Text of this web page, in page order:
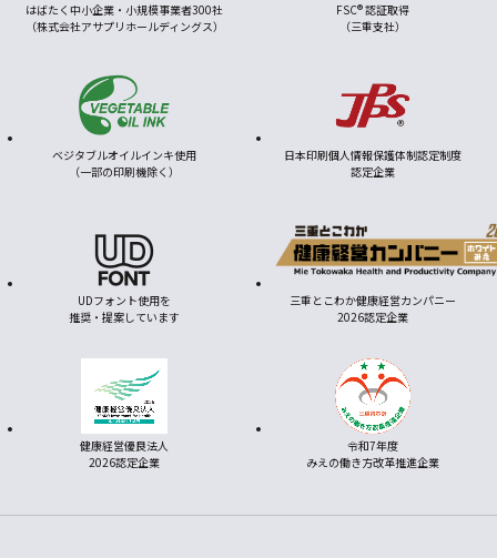
はばたく中小企業・小規模事業者300社
（株式会社アサプリホールディングス）
FSC® 認証取得
（三重支社）
ベジタブルオイルインキ使用
（一部の印刷機除く）
日本印刷個人情報保護体制認定制度
認定企業
UDフォント使用を
推奨・提案しています
三重とこわか健康経営カンパニー
2026認定企業
健康経営優良法人
2026認定企業
令和7年度
みえの働き方改革推進企業